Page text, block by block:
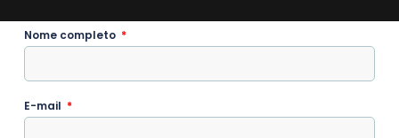
Nome completo
E-mail